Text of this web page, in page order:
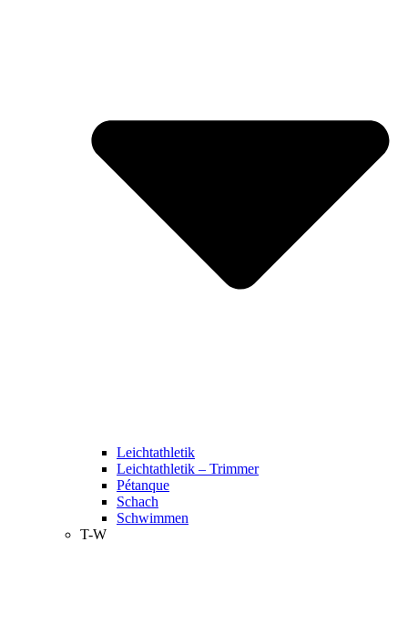
Leichtathletik
Leichtathletik – Trimmer
Pétanque
Schach
Schwimmen
T-W